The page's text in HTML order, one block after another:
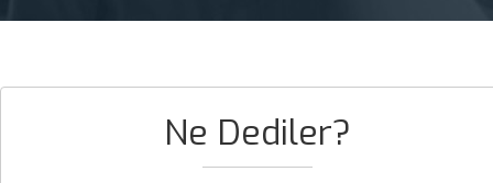
Ne Dediler?